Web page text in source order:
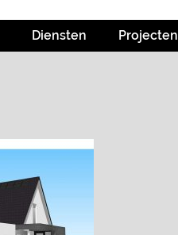
Diensten Projecten